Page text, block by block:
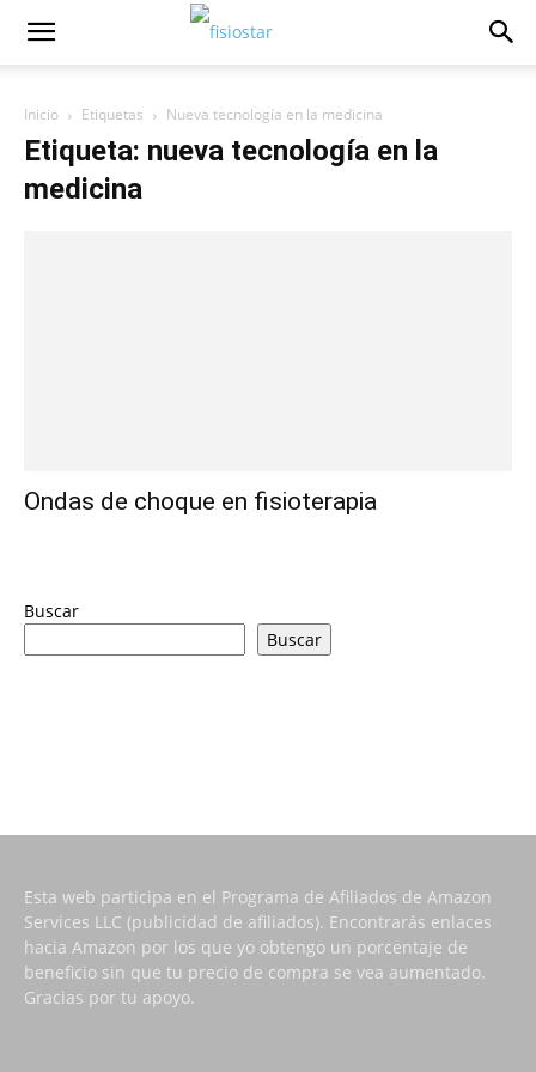
Inicio Etiquetas Nueva tecnología en la medicina
Etiqueta: nueva tecnología en la
medicina
Ondas de choque en fisioterapia
Buscar
Buscar
Esta web participa en el Programa de Afiliados de Amazon
Services LLC (publicidad de afiliados). Encontrarás enlaces
hacia Amazon por los que yo obtengo un porcentaje de
beneficio sin que tu precio de compra se vea aumentado.
Gracias por tu apoyo.